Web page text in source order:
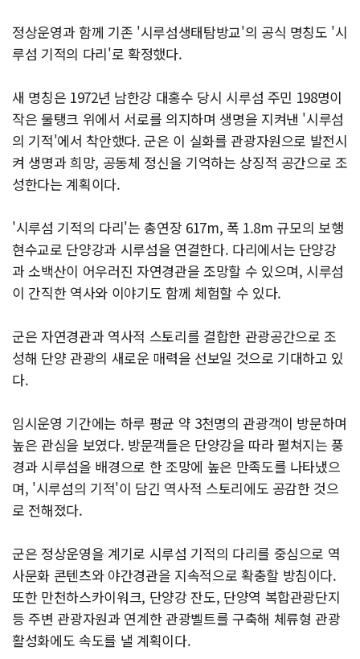
정상운영과 함께 기존 '시루섬생태탐방교'의 공식 명칭도 '시
루섬 기적의 다리'로 확정했다.
새 명칭은 1972년 남한강 대홍수 당시 시루섬 주민 198명이
작은 물탱크 위에서 서로를 의지하며 생명을 지켜낸 '시루섬
의 기적'에서 착안했다. 군은 이 실화를 관광자원으로 발전시
켜 생명과 희망, 공동체 정신을 기억하는 상징적 공간으로 조
성한다는 계획이다.
'시루섬 기적의 다리'는 총연장 617m, 폭 1.8m 규모의 보행
현수교로 단양강과 시루섬을 연결한다. 다리에서는 단양강
과 소백산이 어우러진 자연경관을 조망할 수 있으며, 시루섬
이 간직한 역사와 이야기도 함께 체험할 수 있다.
군은 자연경관과 역사적 스토리를 결합한 관광공간으로 조
성해 단양 관광의 새로운 매력을 선보일 것으로 기대하고 있
다.
임시운영 기간에는 하루 평균 약 3천명의 관광객이 방문하며
높은 관심을 보였다. 방문객들은 단양강을 따라 펼쳐지는 풍
경과 시루섬을 배경으로 한 조망에 높은 만족도를 나타냈으
며, '시루섬의 기적'이 담긴 역사적 스토리에도 공감한 것으
로 전해졌다.
군은 정상운영을 계기로 시루섬 기적의 다리를 중심으로 역
사문화 콘텐츠와 야간경관을 지속적으로 확충할 방침이다.
또한 만천하스카이워크, 단양강 잔도, 단양역 복합관광단지
등 주변 관광자원과 연계한 관광벨트를 구축해 체류형 관광
활성화에도 속도를 낼 계획이다.